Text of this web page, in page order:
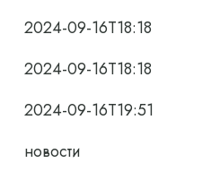
2024-09-16T18:18
2024-09-16T18:18
2024-09-16T19:51
новости